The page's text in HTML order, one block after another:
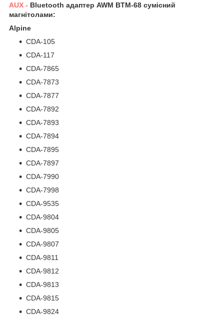
AUX - Bluetooth адаптер AWM BTM-68 сумісний
магнітолами:
Alpine
CDA-105
CDA-117
CDA-7865
CDA-7873
CDA-7877
CDA-7892
CDA-7893
CDA-7894
CDA-7895
CDA-7897
CDA-7990
CDA-7998
CDA-9535
CDA-9804
CDA-9805
CDA-9807
CDA-9811
CDA-9812
CDA-9813
CDA-9815
CDA-9824